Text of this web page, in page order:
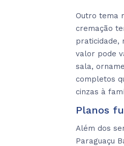
Outro tema
cremação
praticidade,
valor pode
sala,
completos
cinzas à
Planos
Além dos
Paraguaçu